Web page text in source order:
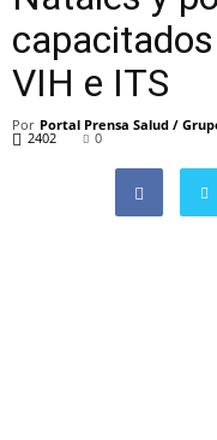
VIH e ITS
Por Portal Prensa Salud /
2402 0